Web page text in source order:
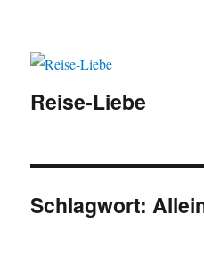
Reise-Liebe
Schlagwort: